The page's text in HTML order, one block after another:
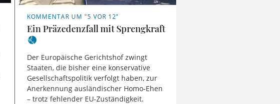
KOMMENTAR UM "5 VOR 12"
Ein Präzedenzfall mit Sprengkraft
Der Europäische Gerichtshof zwingt
Staaten, die bisher eine konservative
Gesellschaftspolitik verfolgt haben, zur
Anerkennung ausländischer Homo-Ehen
– trotz fehlender EU-Zuständigkeit.